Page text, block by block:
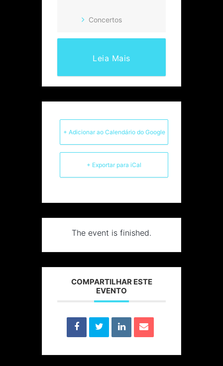
Concertos
Leia Mais
+ Adicionar ao Calendário do Google
+ Exportar para iCal
The event is finished.
COMPARTILHAR ESTE
EVENTO